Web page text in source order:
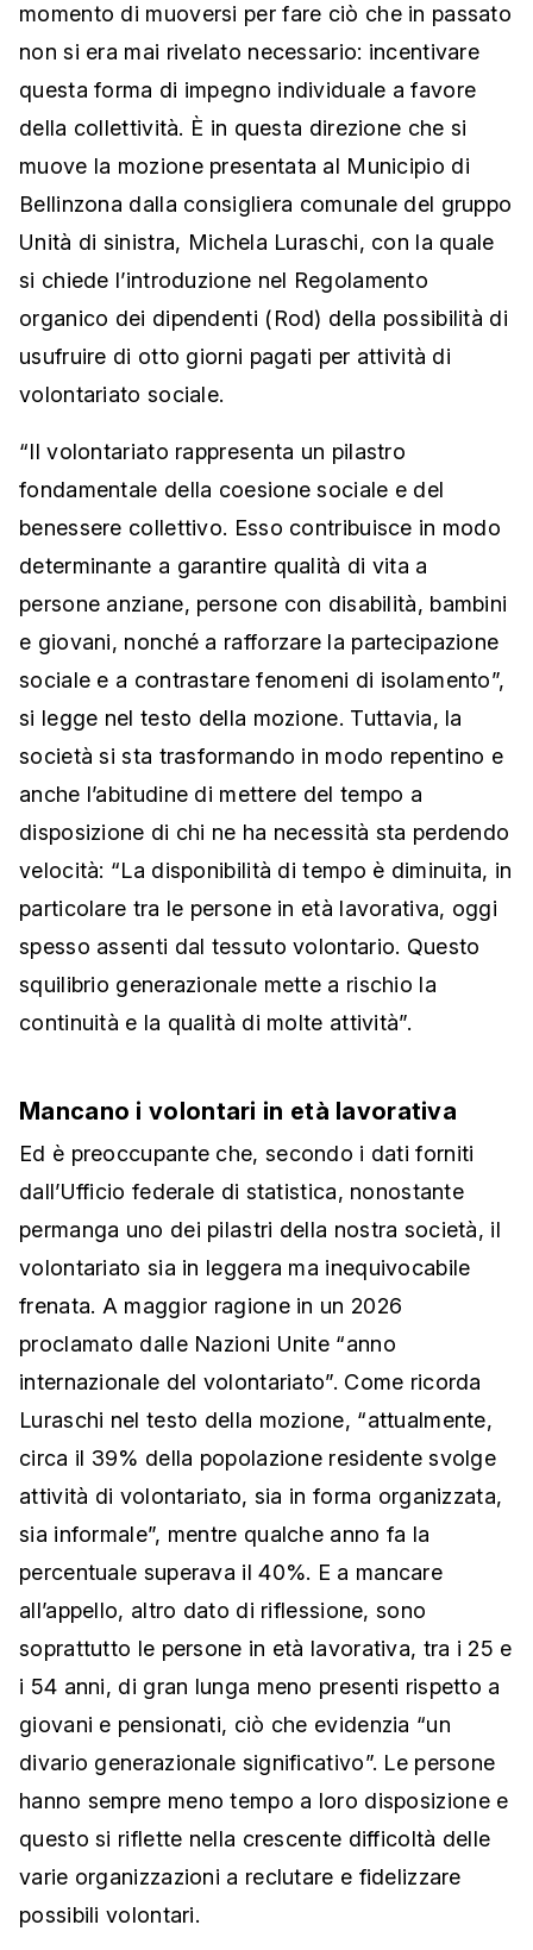
momento di muoversi per fare ciò che in passato
non si era mai rivelato necessario: incentivare
questa forma di impegno individuale a favore
della collettività. È in questa direzione che si
muove la mozione presentata al Municipio di
Bellinzona dalla consigliera comunale del gruppo
Unità di sinistra, Michela Luraschi, con la quale
si chiede l’introduzione nel Regolamento
organico dei dipendenti (Rod) della possibilità di
usufruire di otto giorni pagati per attività di
volontariato sociale.
“Il volontariato rappresenta un pilastro
fondamentale della coesione sociale e del
benessere collettivo. Esso contribuisce in modo
determinante a garantire qualità di vita a
persone anziane, persone con disabilità, bambini
e giovani, nonché a rafforzare la partecipazione
sociale e a contrastare fenomeni di isolamento”,
si legge nel testo della mozione. Tuttavia, la
società si sta trasformando in modo repentino e
anche l’abitudine di mettere del tempo a
disposizione di chi ne ha necessità sta perdendo
velocità: “La disponibilità di tempo è diminuita, in
particolare tra le persone in età lavorativa, oggi
spesso assenti dal tessuto volontario. Questo
squilibrio generazionale mette a rischio la
continuità e la qualità di molte attività”.
Mancano i volontari in età lavorativa
Ed è preoccupante che, secondo i dati forniti
dall’Ufficio federale di statistica, nonostante
permanga uno dei pilastri della nostra società, il
volontariato sia in leggera ma inequivocabile
frenata. A maggior ragione in un 2026
proclamato dalle Nazioni Unite “anno
internazionale del volontariato”. Come ricorda
Luraschi nel testo della mozione, “attualmente,
circa il 39% della popolazione residente svolge
attività di volontariato, sia in forma organizzata,
sia informale”, mentre qualche anno fa la
percentuale superava il 40%. E a mancare
all’appello, altro dato di riflessione, sono
soprattutto le persone in età lavorativa, tra i 25 e
i 54 anni, di gran lunga meno presenti rispetto a
giovani e pensionati, ciò che evidenzia “un
divario generazionale significativo”. Le persone
hanno sempre meno tempo a loro disposizione e
questo si riflette nella crescente difficoltà delle
varie organizzazioni a reclutare e fidelizzare
possibili volontari.